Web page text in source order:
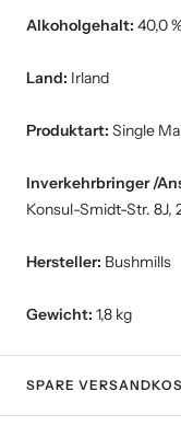
Alkoholgehalt: 40,0
Land: Irland
Produktart: Single
Inverkehrbringer /
Konsul-Smidt-Str. 8J,
Hersteller: Bushmills
Gewicht: 1,8 kg
SPARE